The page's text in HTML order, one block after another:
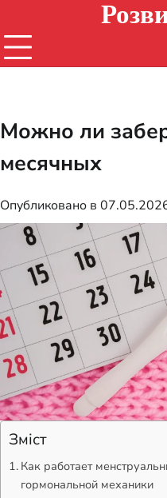
содержимому
Можно ли
месячных
Опубликовано в
Зміст
Как работает
гормональной механики